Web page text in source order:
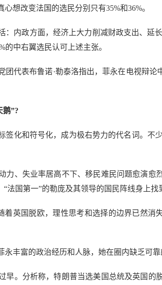
想改变法国的选民分别只有35%和36%。
内政方面，经济上大力削减财政支出、延
的中右翼选民认可上述主张。
表布鲁诺·勒泰洛指出，菲永在电视辩论
”?
和符号化，成为极右势力的代名词。不少
、失业率居高不下、移民难民问题愈演愈
法国第一”的勒庞及其领导的国民阵线身上找
英国脱欧，理性思考和选择的边界已然消
富的政治经历和人脉，她在圈内缺乏可靠
。分析称，特朗普当选美国总统及英国的